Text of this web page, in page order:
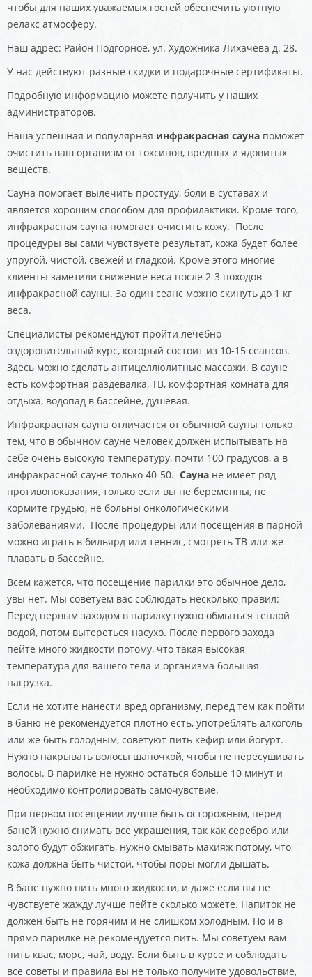
чтобы для наших уважаемых гостей обеспечить уютную
релакс атмосферу.
Наш адрес: Район Подгорное, ул. Художника Лихачёва д. 28.
У нас действуют разные скидки и подарочные сертификаты.
Подробную информацию можете получить у наших
администраторов.
Наша успешная и популярная инфракрасная сауна поможет
очистить ваш организм от токсинов, вредных и ядовитых
веществ.
Сауна помогает вылечить простуду, боли в суставах и
является хорошим способом для профилактики. Кроме того,
инфракрасная сауна помогает очистить кожу. После
процедуры вы сами чувствуете результат, кожа будет более
упругой, чистой, свежей и гладкой. Кроме этого многие
клиенты заметили снижение веса после 2-3 походов
инфракрасной сауны. За один сеанс можно скинуть до 1 кг
веса.
Специалисты рекомендуют пройти лечебно-
оздоровительный курс, который состоит из 10-15 сеансов.
Здесь можно сделать антицеллюлитные массажи. В сауне
есть комфортная раздевалка, ТВ, комфортная комната для
отдыха, водопад в бассейне, душевая.
Инфракрасная сауна отличается от обычной сауны только
тем, что в обычном сауне человек должен испытывать на
себе очень высокую температуру, почти 100 градусов, а в
инфракрасной сауне только 40-50. Сауна не имеет ряд
противопоказания, только если вы не беременны, не
кормите грудью, не больны онкологическими
заболеваниями. После процедуры или посещения в парной
можно играть в бильярд или теннис, смотреть ТВ или же
плавать в бассейне.
Всем кажется, что посещение парилки это обычное дело,
увы нет. Мы советуем вас соблюдать несколько правил:
Перед первым заходом в парилку нужно обмыться теплой
водой, потом вытереться насухо. После первого захода
пейте много жидкости потому, что такая высокая
температура для вашего тела и организма большая
нагрузка.
Если не хотите нанести вред организму, перед тем как пойти
в баню не рекомендуется плотно есть, употреблять алкоголь
или же быть голодным, советуют пить кефир или йогурт.
Нужно накрывать волосы шапочкой, чтобы не пересушивать
волосы. В парилке не нужно остаться больше 10 минут и
необходимо контролировать самочувствие.
При первом посещении лучше быть осторожным, перед
баней нужно снимать все украшения, так как серебро или
золото будут обжигать, нужно смывать макияж потому, что
кожа должна быть чистой, чтобы поры могли дышать.
В бане нужно пить много жидкости, и даже если вы не
чувствуете жажду лучше пейте сколько можете. Напиток не
должен быть не горячим и не слишком холодным. Но и в
прямо парилке не рекомендуется пить. Мы советуем вам
пить квас, морс, чай, воду. Если быть в курсе и соблюдать
все советы и правила вы не только получите удовольствие,